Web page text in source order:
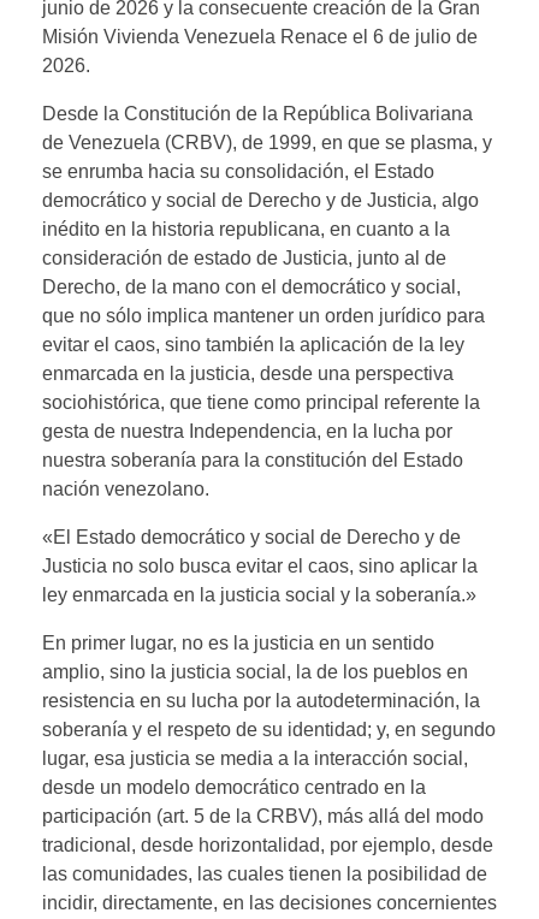
junio de 2026 y la consecuente creación de la Gran
Misión Vivienda Venezuela Renace el 6 de julio de
2026.
Desde la Constitución de la República Bolivariana
de Venezuela (CRBV), de 1999, en que se plasma, y
se enrumba hacia su consolidación, el Estado
democrático y social de Derecho y de Justicia, algo
inédito en la historia republicana, en cuanto a la
consideración de estado de Justicia, junto al de
Derecho, de la mano con el democrático y social,
que no sólo implica mantener un orden jurídico para
evitar el caos, sino también la aplicación de la ley
enmarcada en la justicia, desde una perspectiva
sociohistórica, que tiene como principal referente la
gesta de nuestra Independencia, en la lucha por
nuestra soberanía para la constitución del Estado
nación venezolano.
«El Estado democrático y social de Derecho y de
Justicia no solo busca evitar el caos, sino aplicar la
ley enmarcada en la justicia social y la soberanía.»
En primer lugar, no es la justicia en un sentido
amplio, sino la justicia social, la de los pueblos en
resistencia en su lucha por la autodeterminación, la
soberanía y el respeto de su identidad; y, en segundo
lugar, esa justicia se media a la interacción social,
desde un modelo democrático centrado en la
participación (art. 5 de la CRBV), más allá del modo
tradicional, desde horizontalidad, por ejemplo, desde
las comunidades, las cuales tienen la posibilidad de
incidir, directamente, en las decisiones concernientes